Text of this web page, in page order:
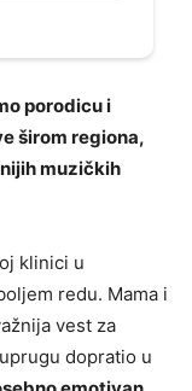
porodicu i
širom regiona,
muzičkih
klinici u
redu. Mama i
vest za
dopratio u